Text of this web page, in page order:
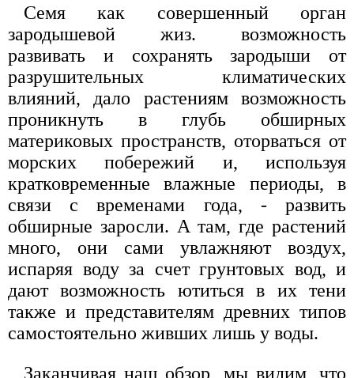
Семя как совершенный орган
зародышевой жиз. возможность
развивать и сохранять зародыши от
разрушительных климатических
влияний, дало растениям возможность
проникнуть в глубь обширных
материковых пространств, оторваться от
морских побережий и, используя
кратковременные влажные периоды, в
связи с временами года, - развить
обширные заросли. А там, где растений
много, они сами увлажняют воздух,
испаряя воду за счет грунтовых вод, и
дают возможность ютиться в их тени
также и представителям древних типов
самостоятельно живших лишь у воды.
Заканчивая наш обзор, мы видим, что